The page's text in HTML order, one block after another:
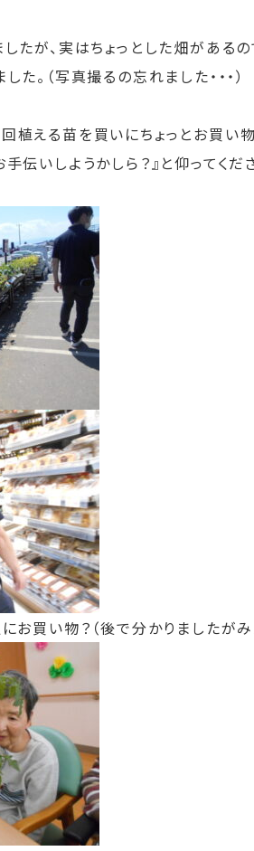
たが、実はちょっとした畑がある
。（写真撮るの忘れました・・・）
植える苗を買いにちょっとお買い
伝いしようかしら？』と仰ってくだ
お買い物？（後で分かりましたが